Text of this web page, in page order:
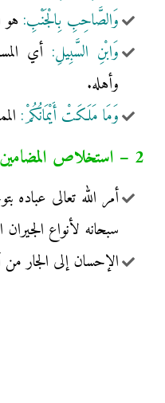
وَالصَّاحِبِ بِالْجَنْبِ: هو
وَابْنِ السَّبِيلِ: أي
وأهله.
وَمَا مَلَكَتْ أَيْمَانُكُمْ:
2 – استخلاص المضامين الأساسية للنصوص:
أمر الله تعالى عباده
سبحانه لأنواع
الإحسان إلى الجار من